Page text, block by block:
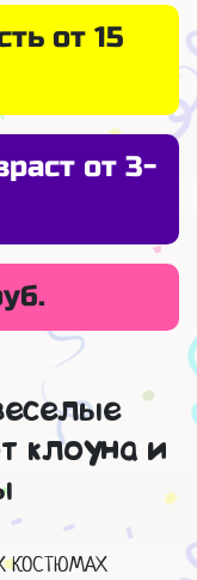
от 15
от 3-
клоуна и
КОСТЮМАХ